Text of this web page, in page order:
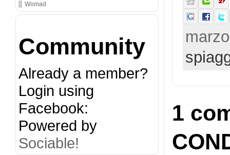
Womad
Community
Already a member?
Login using
Facebook:
Powered by
Sociable!
1